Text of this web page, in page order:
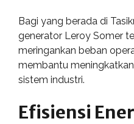
Bagi yang berada di
generator Leroy Somer
meringankan beban
membantu
sistem industri.
Efisiensi